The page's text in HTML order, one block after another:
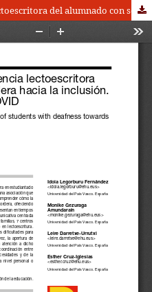
Reforzando la competencia lectoescritora del alumnado con sordera hacia la inclusión | Reinforcing the literacy competence of students with deafness towards inclusion